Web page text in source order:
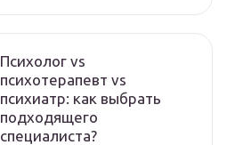
Психолог vs
психотерапевт vs
психиатр: как выбрать
подходящего
специалиста?